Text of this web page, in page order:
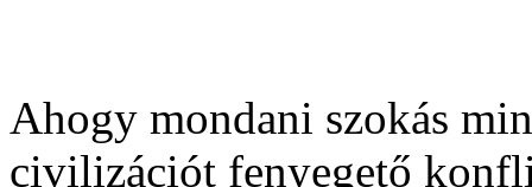
Ahogy mondani szokás
civilizációt fenyegető